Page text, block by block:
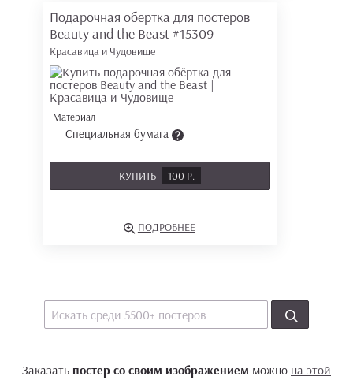
Подарочная обёртка для постеров
Beauty and the Beast #15309
Красавица и Чудовище
Материал
Специальная бумага
КУПИТЬ 100 Р.
ПОДРОБНЕЕ
Заказать постер со своим изображением можно на этой